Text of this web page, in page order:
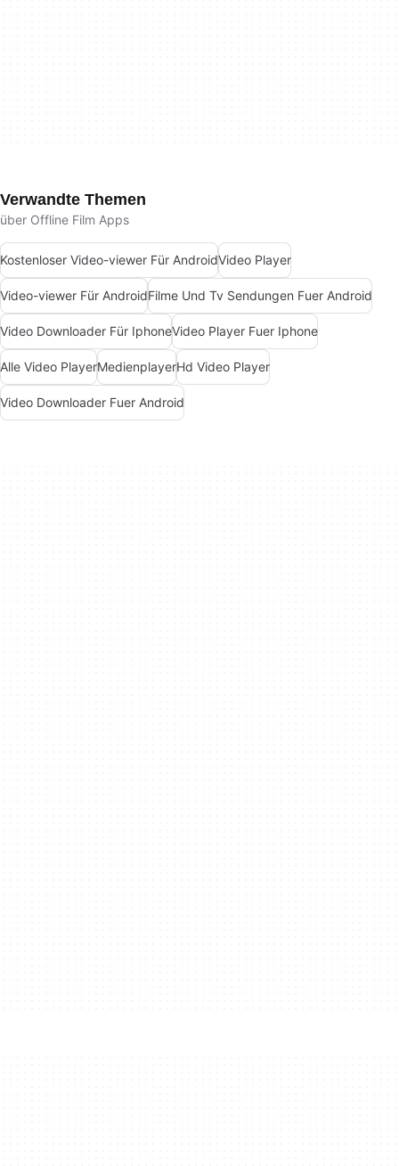
Verwandte Themen
über Offline Film Apps
Kostenloser Video-viewer Für AndroidVideo Player
Video-viewer Für AndroidFilme Und Tv Sendungen Fuer Android
Video Downloader Für IphoneVideo Player Fuer Iphone
Alle Video PlayerMedienplayerHd Video Player
Video Downloader Fuer Android